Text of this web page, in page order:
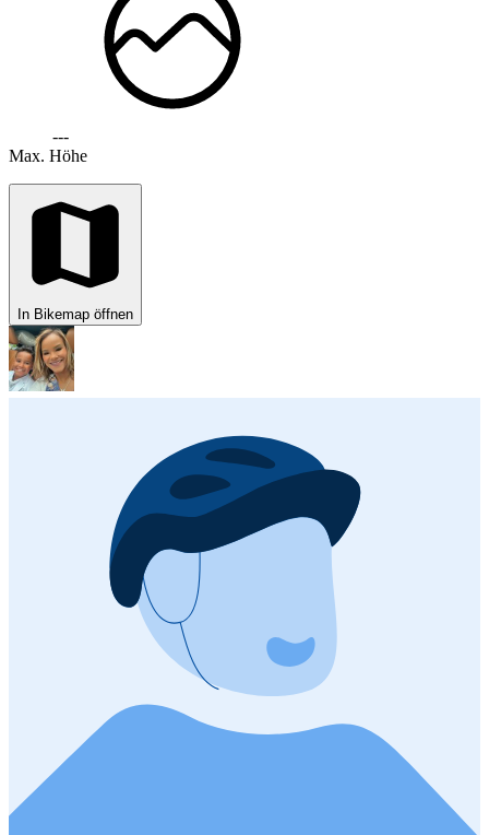
---
Max. Höhe
In Bikemap öffnen